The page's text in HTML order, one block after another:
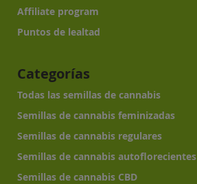
Affiliate program
Puntos de lealtad
Categorías
Todas las semillas de cannabis
Semillas de cannabis feminizadas
Semillas de cannabis regulares
Semillas de cannabis autoflorecientes
Semillas de cannabis CBD